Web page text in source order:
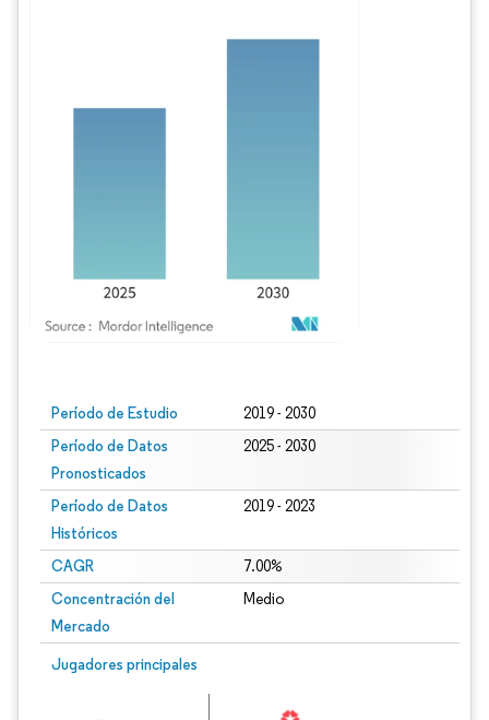
Período de Estudio 2019 - 2030
Período de Datos
Pronosticados
2025 - 2030
Período de Datos
Históricos
2019 - 2023
CAGR 7.00%
Concentración del
Mercado
Medio
Jugadores principales